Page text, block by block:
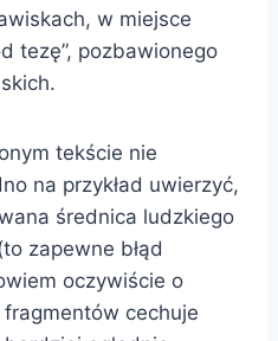
w miejsce
tezę”, pozbawionego
tekście nie
na przykład uwierzyć,
średnica ludzkiego
zapewne błąd
oczywiście o
cechuje